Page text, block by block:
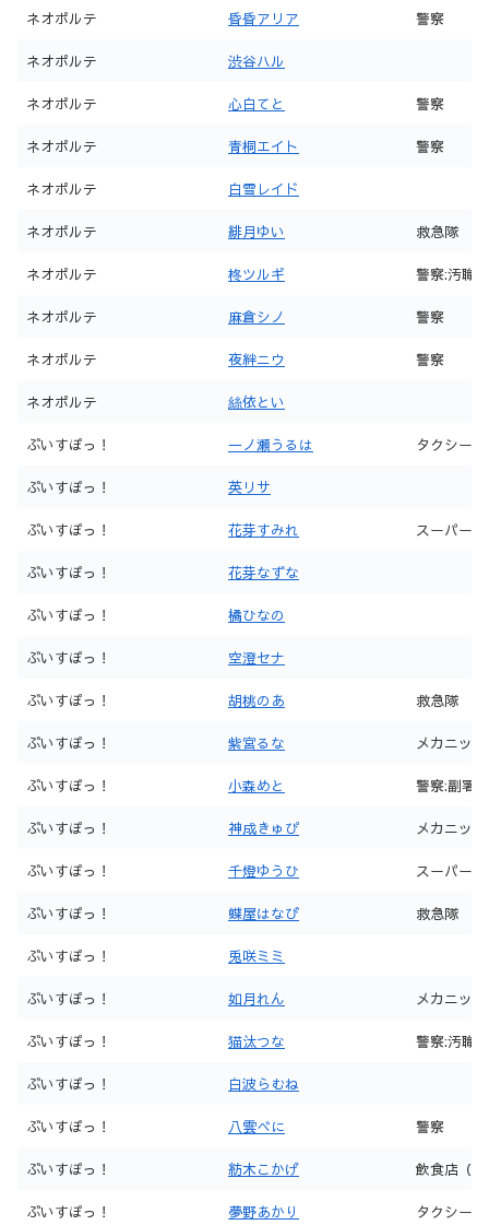
ネオポルテ 昏昏アリア 警察
ネオポルテ 渋谷ハル
ネオポルテ 心白てと 警察
ネオポルテ 青桐エイト 警察
ネオポルテ 白雪レイド
ネオポルテ 緋月ゆい 救急隊
ネオポルテ 柊ツルギ 警察:汚職
ネオポルテ 麻倉シノ 警察
ネオポルテ 夜絆ニウ 警察
ネオポルテ 絲依とい
ぶいすぽっ！ 一ノ瀬うるは タクシー
ぶいすぽっ！ 英リサ
ぶいすぽっ！ 花芽すみれ スーパー
ぶいすぽっ！ 花芽なずな
ぶいすぽっ！ 橘ひなの
ぶいすぽっ！ 空澄セナ
ぶいすぽっ！ 胡桃のあ 救急隊
ぶいすぽっ！ 紫宮るな メカニッ
ぶいすぽっ！ 小森めと 警察:副署長
ぶいすぽっ！ 神成きゅぴ メカニッ
ぶいすぽっ！ 千燈ゆうひ スーパー
ぶいすぽっ！ 蝶屋はなび 救急隊
ぶいすぽっ！ 兎咲ミミ
ぶいすぽっ！ 如月れん メカニッ
ぶいすぽっ！ 猫汰つな 警察:汚職
ぶいすぽっ！ 白波らむね
ぶいすぽっ！ 八雲べに 警察
ぶいすぽっ！ 紡木こかげ 飲食店（
ぶいすぽっ！ 夢野あかり タクシー